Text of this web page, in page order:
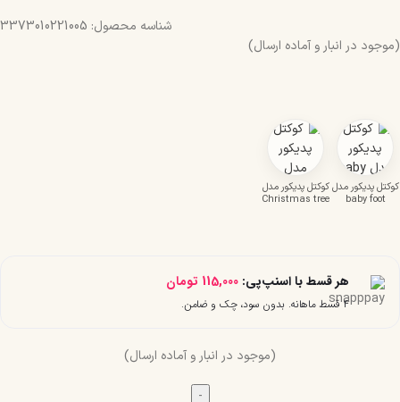
شناسه محصول: 3373010221005
(موجود در انبار و آماده ارسال)
کوکتل پدیکور مدل
baby foot
کوکتل پدیکور مدل
Christmas tree
هر قسط با اسنپ‌پی: 115,000 تومان
۴ قسط ماهانه. بدون سود، چک و ضامن.
(موجود در انبار و آماده ارسال)